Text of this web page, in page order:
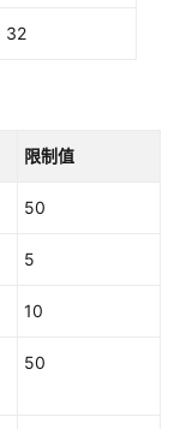
32
限制值
50
5
10
50